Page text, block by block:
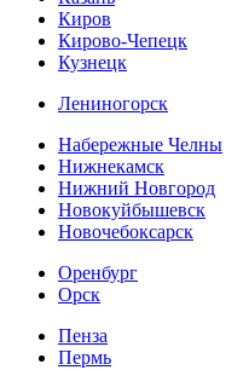
Киров
Кирово-Чепецк
Кузнецк
Лениногорск
Набережные Челны
Нижнекамск
Нижний Новгород
Новокуйбышевск
Новочебоксарск
Оренбург
Орск
Пенза
Пермь